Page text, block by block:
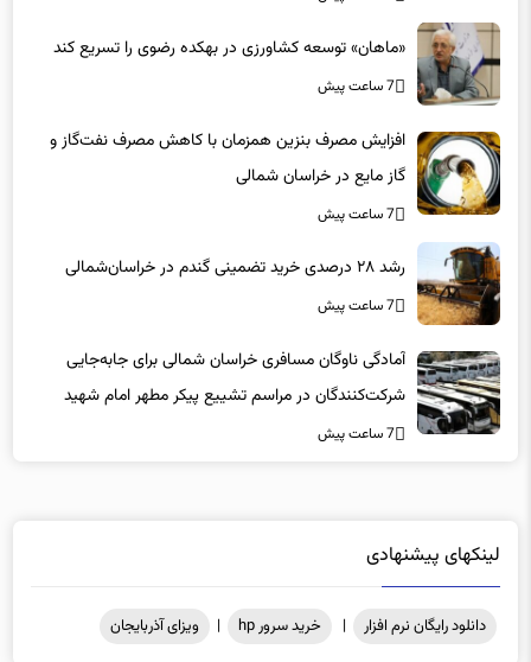
«ماهان» توسعه کشاورزی در بهکده رضوی را تسریع کند
7 ساعت پیش
افزایش مصرف بنزین همزمان با کاهش مصرف نفت‌گاز و
گاز مایع در خراسان شمالی
7 ساعت پیش
رشد ۲۸ درصدی خرید تضمینی گندم در خراسان‌شمالی
7 ساعت پیش
آمادگی ناوگان مسافری خراسان شمالی برای جابه‌جایی
شرکت‌کنندگان در مراسم تشییع پیکر مطهر امام شهید
7 ساعت پیش
لینکهای پیشنهادی
دانلود رایگان نرم افزار | خرید سرور hp | ویزای آذربایجان